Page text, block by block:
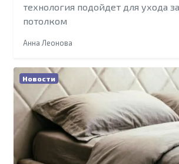
технология подойдет для ухода
потолком
Анна Леонова
Новости